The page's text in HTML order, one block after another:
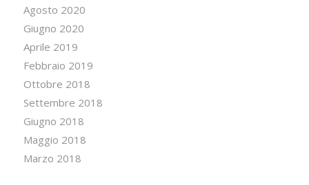
Agosto 2020
Giugno 2020
Aprile 2019
Febbraio 2019
Ottobre 2018
Settembre 2018
Giugno 2018
Maggio 2018
Marzo 2018